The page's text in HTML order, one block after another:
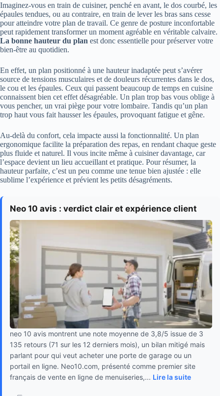
Imaginez-vous en train de cuisiner, penché en avant, le dos courbé, les
épaules tendues, ou au contraire, en train de lever les bras sans cesse
pour atteindre votre plan de travail. Ce genre de posture inconfortable
peut rapidement transformer un moment agréable en véritable calvaire.
La bonne hauteur du plan est donc essentielle pour préserver votre
bien-être au quotidien.
En effet, un plan positionné à une hauteur inadaptée peut s’avérer
source de tensions musculaires et de douleurs récurrentes dans le dos,
le cou et les épaules. Ceux qui passent beaucoup de temps en cuisine
connaissent bien cet effet désagréable. Un plan trop bas vous oblige à
vous pencher, un vrai piège pour votre lombaire. Tandis qu’un plan
trop haut vous fait hausser les épaules, provoquant fatigue et gêne.
Au-delà du confort, cela impacte aussi la fonctionnalité. Un plan
ergonomique facilite la préparation des repas, en rendant chaque geste
plus fluide et naturel. Il vous incite même à cuisiner davantage, car
l’espace devient un lieu accueillant et pratique. Pour résumer, la
hauteur parfaite, c’est un peu comme une tenue bien ajustée : elle
sublime l’expérience et prévient les petits désagréments.
Neo 10 avis : verdict clair et expérience client
neo 10 avis montrent une note moyenne de 3,8/5 issue de 3
135 retours (71 sur les 12 derniers mois), un bilan mitigé mais
parlant pour qui veut acheter une porte de garage ou un
portail en ligne. Neo10.com, présenté comme premier site
français de vente en ligne de menuiseries,... Lire la suite